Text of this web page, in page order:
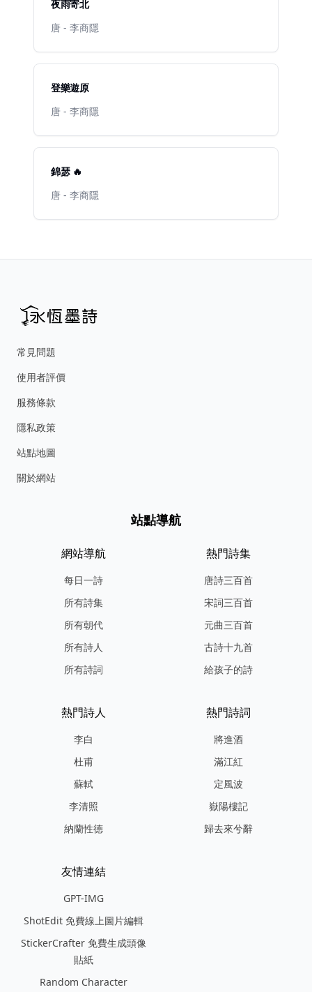
夜雨寄北
唐 - 李商隱
登樂遊原
唐 - 李商隱
錦瑟 🔥
唐 - 李商隱
常見問題
使用者評價
服務條款
隱私政策
站點地圖
關於網站
站點導航
網站導航
每日一詩
所有詩集
所有朝代
所有詩人
所有詩詞
熱門詩集
唐詩三百首
宋詞三百首
元曲三百首
古詩十九首
給孩子的詩
熱門詩人
李白
杜甫
蘇軾
李清照
納蘭性德
熱門詩詞
將進酒
滿江紅
定風波
嶽陽樓記
歸去來兮辭
友情連結
GPT-IMG
ShotEdit 免費線上圖片編輯
StickerCrafter 免費生成頭像
貼紙
Random Character